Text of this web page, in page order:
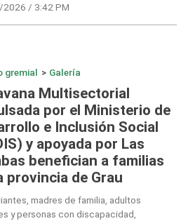
/ 3:42 PM
gremial > Galería
Multisectorial
por el Ministerio de
e Inclusión Social
y apoyada por Las
benefician a familias
provincia de Grau
madres de familia, adultos
y personas con discapacidad,